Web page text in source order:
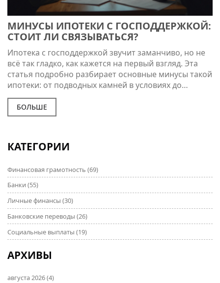
МИНУСЫ ИПОТЕКИ С ГОСПОДДЕРЖКОЙ:
СТОИТ ЛИ СВЯЗЫВАТЬСЯ?
Ипотека с господдержкой звучит заманчиво, но не
всё так гладко, как кажется на первый взгляд. Эта
статья подробно разбирает основные минусы такой
ипотеки: от подводных камней в условиях до
реальных финансовых рисков. Узнай, как на самом
деле работают эти программы и с чем сталкиваются
обычные семьи. Делимся фактами, советами и
неприятных неожиданностей.
БОЛЬШЕ
КАТЕГОРИИ
Финансовая грамотность (69)
Банки (55)
Личные финансы (30)
Банковские переводы (26)
Социальные выплаты (19)
АРХИВЫ
августа 2026(4)